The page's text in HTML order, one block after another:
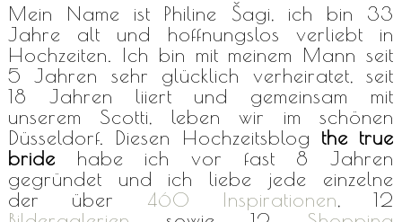
Mein Name ist Philine Šagi, ich bin 33
Jahre alt und hoffnungslos verliebt in
Hochzeiten. Ich bin mit meinem Mann seit
5 Jahren sehr glücklich verheiratet, seit
18 Jahren liiert und gemeinsam mit
unserem Scotti, leben wir im schönen
Düsseldorf. Diesen Hochzeitsblog the true
bride habe ich vor fast 8 Jahren
gegründet und ich liebe jede einzelne
der über 460 Inspirationen, 12